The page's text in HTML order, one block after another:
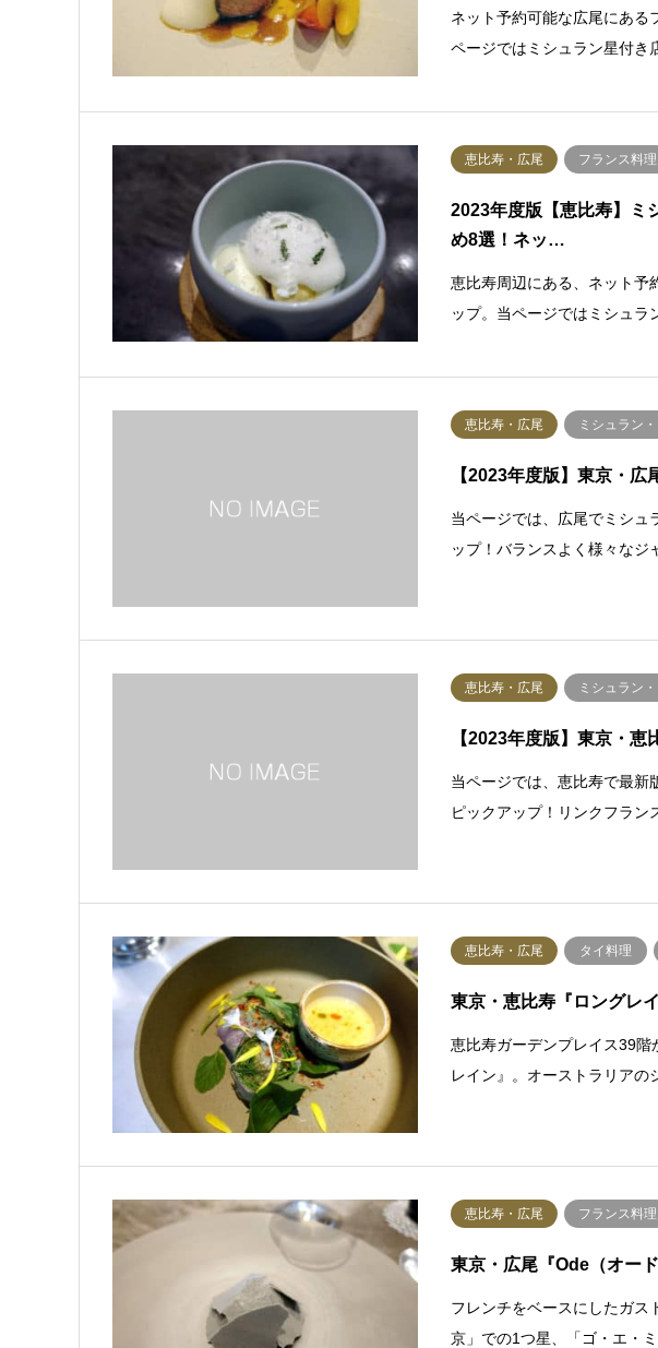
ネット予約可能な広尾にある
ページではミシュラン星付き
恵比寿・広尾 フランス料理
2023年度版【恵比寿】ミ
め8選！ネッ…
恵比寿周辺にある、ネット予
ップ。当ページではミシュラ
恵比寿・広尾 ミシュラン
【2023年度版】東京・
当ページでは、広尾でミシュ
ップ！バランスよく様々なジ
恵比寿・広尾 ミシュラン
【2023年度版】東京・
当ページでは、恵比寿で最新
ピックアップ！リンクフラン
恵比寿・広尾 タイ料理
東京・恵比寿『ロングレ
恵比寿ガーデンプレイス39
レイン』。オーストラリアの
恵比寿・広尾 フランス料理
東京・広尾『Ode（オー
フレンチをベースにしたガス
京」での1つ星、「ゴ・エ・